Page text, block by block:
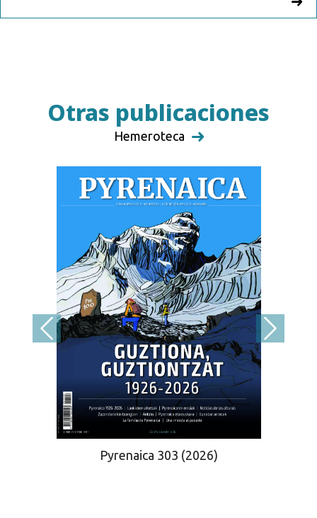
Otras publicaciones
Hemeroteca
Pyrenaica 303 (2026)